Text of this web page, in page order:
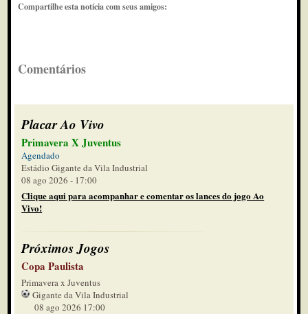
Compartilhe esta notícia com seus amigos:
Comentários
Placar Ao Vivo
Primavera X Juventus
Agendado
Estádio Gigante da Vila Industrial
08 ago 2026 - 17:00
Clique aqui para acompanhar e comentar os lances do jogo Ao
Vivo!
Próximos Jogos
Copa Paulista
Primavera x Juventus
Gigante da Vila Industrial
08 ago 2026 17:00